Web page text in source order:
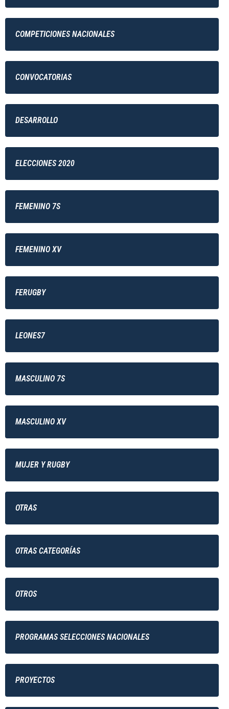
COMPETICIONES NACIONALES
CONVOCATORIAS
DESARROLLO
ELECCIONES 2020
FEMENINO 7S
FEMENINO XV
FERUGBY
LEONES7
MASCULINO 7S
MASCULINO XV
MUJER Y RUGBY
OTRAS
OTRAS CATEGORÍAS
OTROS
PROGRAMAS SELECCIONES NACIONALES
PROYECTOS